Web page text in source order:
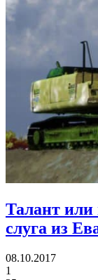
Талант
слуга из
08.10.2017
1